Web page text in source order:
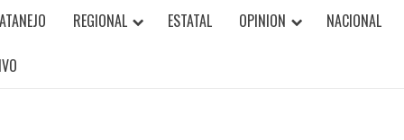
REGIONAL ESTATAL OPINION NACIONAL